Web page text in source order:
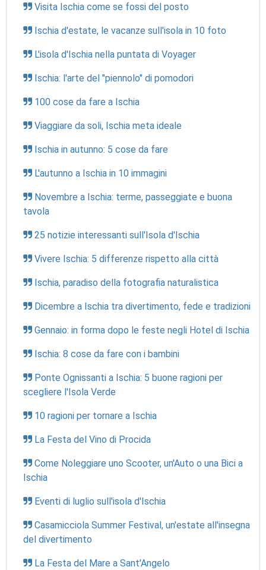
Visita Ischia come se fossi del posto
Ischia d'estate, le vacanze sull'isola in 10 foto
L'isola d'Ischia nella puntata di Voyager
Ischia: l'arte del "piennolo" di pomodori
100 cose da fare a Ischia
Viaggiare da soli, Ischia meta ideale
Ischia in autunno: 5 cose da fare
L'autunno a Ischia in 10 immagini
Novembre a Ischia: terme, passeggiate e buona
tavola
25 notizie interessanti sull'Isola d'Ischia
Vivere Ischia: 5 differenze rispetto alla città
Ischia, paradiso della fotografia naturalistica
Dicembre a Ischia tra divertimento, fede e tradizioni
Gennaio: in forma dopo le feste negli Hotel di Ischia
Ischia: 8 cose da fare con i bambini
Ponte Ognissanti a Ischia: 5 buone ragioni per
scegliere l'Isola Verde
10 ragioni per tornare a Ischia
La Festa del Vino di Procida
Come Noleggiare uno Scooter, un'Auto o una Bici a
Ischia
Eventi di luglio sull'isola d'Ischia
Casamicciola Summer Festival, un'estate all'insegna
del divertimento
La Festa del Mare a Sant'Angelo